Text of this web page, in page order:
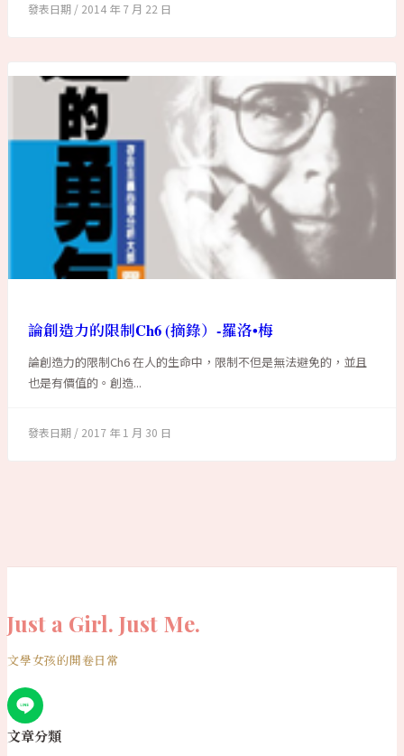
2014 年 7 月 22 日
論創造力的限制Ch6 (摘錄）-羅洛•梅
論創造力的限制Ch6 在人的生命中，限制不但是無法避免的，並且
也是有價值的。創造...
2017 年 1 月 30 日
Just a Girl. Just Me.
文學女孩的開卷日常
文章分類